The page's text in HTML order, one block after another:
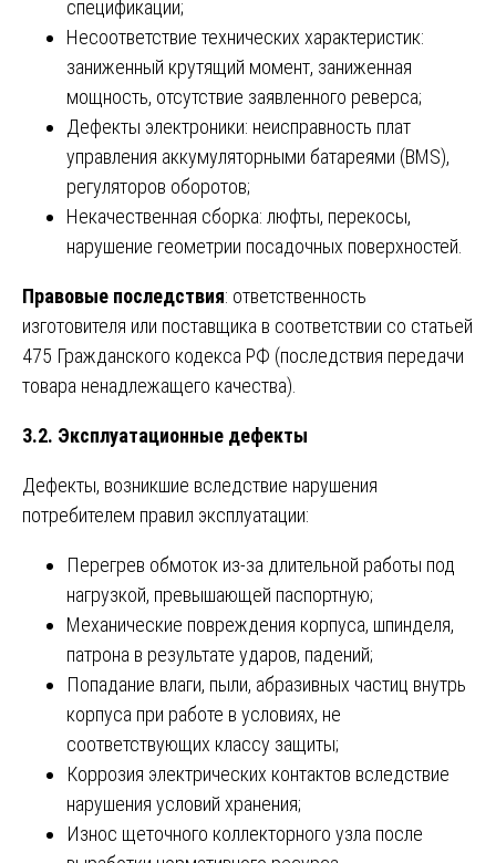
спецификации;
Несоответствие технических характеристик:
заниженный крутящий момент, заниженная
мощность, отсутствие заявленного реверса;
Дефекты электроники: неисправность плат
управления аккумуляторными батареями (BMS),
регуляторов оборотов;
Некачественная сборка: люфты, перекосы,
нарушение геометрии посадочных поверхностей.
Правовые последствия: ответственность
изготовителя или поставщика в соответствии со статьей
475 Гражданского кодекса РФ (последствия передачи
товара ненадлежащего качества).
3.2. Эксплуатационные дефекты
Дефекты, возникшие вследствие нарушения
потребителем правил эксплуатации:
Перегрев обмоток из-за длительной работы под
нагрузкой, превышающей паспортную;
Механические повреждения корпуса, шпинделя,
патрона в результате ударов, падений;
Попадание влаги, пыли, абразивных частиц внутрь
корпуса при работе в условиях, не
соответствующих классу защиты;
Коррозия электрических контактов вследствие
нарушения условий хранения;
Износ щеточного коллекторного узла после